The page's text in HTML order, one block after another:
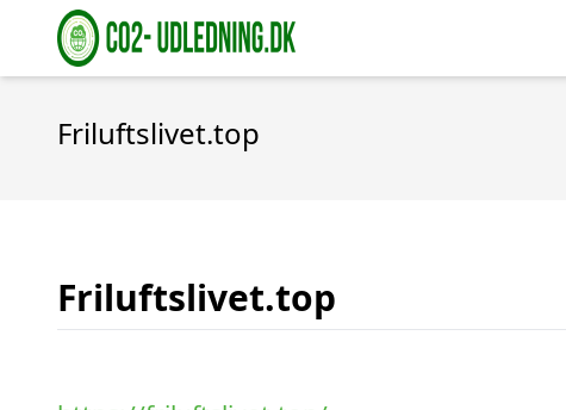
Friluftslivet.top
Friluftslivet.top